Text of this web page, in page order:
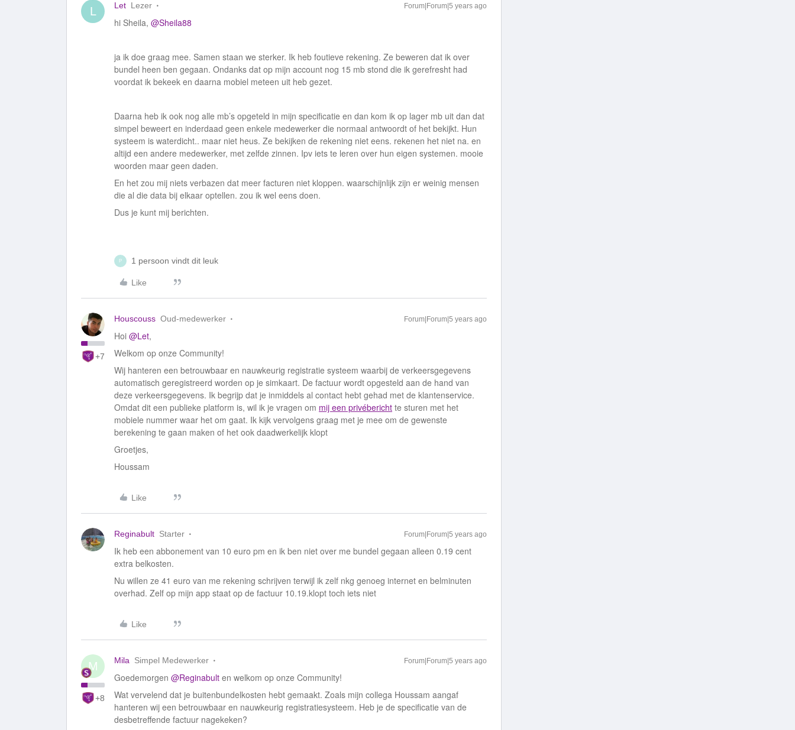
L Let Lezer Forum|Forum|5 years ago
hi Sheila, @Sheila88
ja ik doe graag mee. Samen staan we sterker. Ik heb foutieve rekening. Ze beweren dat ik over
bundel heen ben gegaan. Ondanks dat op mijn account nog 15 mb stond die ik gerefresht had
voordat ik bekeek en daarna mobiel meteen uit heb gezet.
Daarna heb ik ook nog alle mb’s opgeteld in mijn specificatie en dan kom ik op lager mb uit dan dat
simpel beweert en inderdaad geen enkele medewerker die normaal antwoordt of het bekijkt. Hun
systeem is waterdicht.. maar niet heus. Ze bekijken de rekening niet eens. rekenen het niet na. en
altijd een andere medewerker, met zelfde zinnen. Ipv iets te leren over hun eigen systemen. mooie
woorden maar geen daden.
En het zou mij niets verbazen dat meer facturen niet kloppen. waarschijnlijk zijn er weinig mensen
die al die data bij elkaar optellen. zou ik wel eens doen.
Dus je kunt mij berichten.
P 1 persoon vindt dit leuk
Like
+7
Houscouss Oud-medewerker Forum|Forum|5 years ago
Hoi @Let,
Welkom op onze Community!
Wij hanteren een betrouwbaar en nauwkeurig registratie systeem waarbij de verkeersgegevens
automatisch geregistreerd worden op je simkaart. De factuur wordt opgesteld aan de hand van
deze verkeersgegevens. Ik begrijp dat je inmiddels al contact hebt gehad met de klantenservice.
Omdat dit een publieke platform is, wil ik je vragen om mij een privébericht te sturen met het
mobiele nummer waar het om gaat. Ik kijk vervolgens graag met je mee om de gewenste
berekening te gaan maken of het ook daadwerkelijk klopt
Groetjes,
Houssam
Like
Reginabult Starter Forum|Forum|5 years ago
Ik heb een abbonement van 10 euro pm en ik ben niet over me bundel gegaan alleen 0.19 cent
extra belkosten.
Nu willen ze 41 euro van me rekening schrijven terwijl ik zelf nkg genoeg internet en belminuten
overhad. Zelf op mijn app staat op de factuur 10.19.klopt toch iets niet
Like
M
+8
Mila Simpel Medewerker Forum|Forum|5 years ago
Goedemorgen @Reginabult en welkom op onze Community!
Wat vervelend dat je buitenbundelkosten hebt gemaakt. Zoals mijn collega Houssam aangaf
hanteren wij een betrouwbaar en nauwkeurig registratiesysteem. Heb je de specificatie van de
desbetreffende factuur nagekeken?